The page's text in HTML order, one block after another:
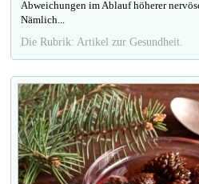
Abweichungen im Ablauf höherer
Nämlich...
Die Rubrik: Artikel zur Gesundheit.